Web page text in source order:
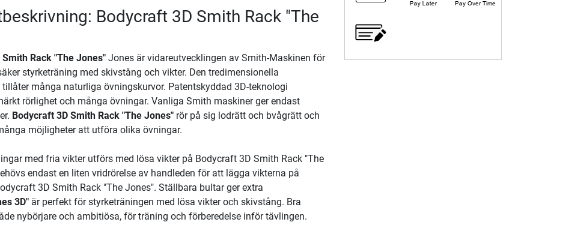
Bodycraft 3D Smith Rack "The
Smith Rack "The Jones"Jones är vidareutvecklingen av Smith-Maskinen för
styrketräning med skivstång och vikter. Den tredimensionella
tillåter många naturliga övningskurvor. Patentskyddad 3D-teknologi
rörlighet och många övningar. Vanliga Smith maskiner ger endast
Bodycraft 3D Smith Rack "The Jones"rör på sig lodrätt och bvågrätt och
möjligheter att utföra olika övningar.
med fria vikter utförs med lösa vikter på Bodycraft 3D Smith Rack "The
endast en liten vridrörelse av handleden för att lägga vikterna på
3D Smith Rack "The Jones". Ställbara bultar ger extra
3D"är perfekt för styrketräningen med lösa vikter och skivstång. Bra
nybörjare och ambitiösa, för träning och förberedelse inför tävlingen.